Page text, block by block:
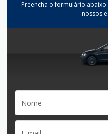
Preencha o formulário
nossos